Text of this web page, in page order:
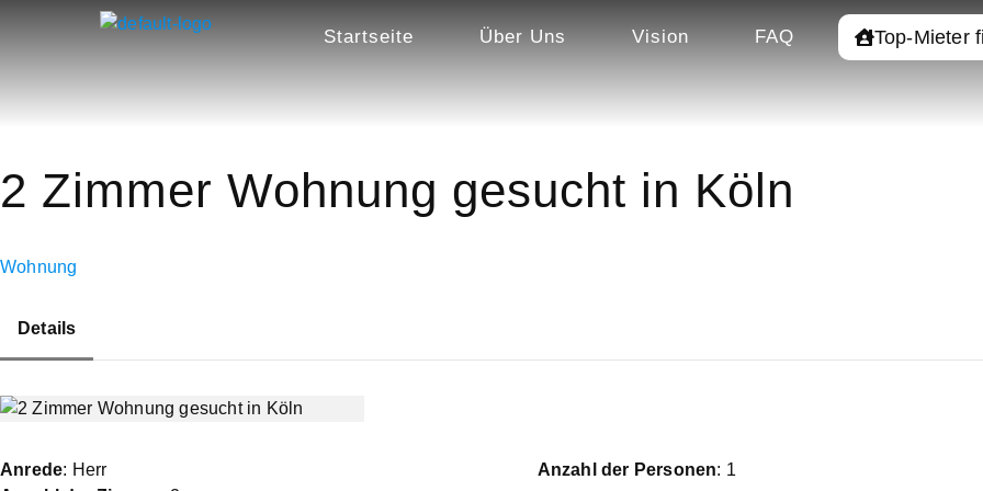
Startseite Über Uns Vision FAQ Top-Mieter
2 Zimmer Wohnung gesucht in Köln
Wohnung
Details
Anrede: Herr Anzahl der Personen: 1